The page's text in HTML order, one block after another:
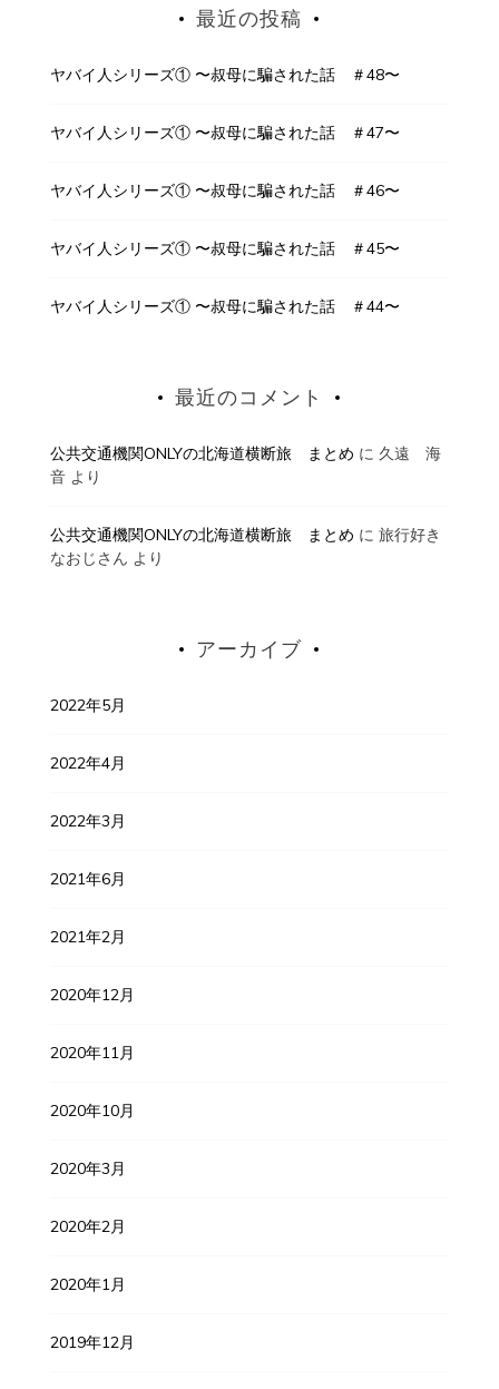
最近の投稿
ヤバイ人シリーズ① 〜叔母に騙された話 ＃48〜
ヤバイ人シリーズ① 〜叔母に騙された話 ＃47〜
ヤバイ人シリーズ① 〜叔母に騙された話 ＃46〜
ヤバイ人シリーズ① 〜叔母に騙された話 ＃45〜
ヤバイ人シリーズ① 〜叔母に騙された話 ＃44〜
最近のコメント
公共交通機関ONLYの北海道横断旅 まとめ に 久遠 海
音より
公共交通機関ONLYの北海道横断旅 まとめ に 旅行好き
なおじさん より
アーカイブ
2022年5月
2022年4月
2022年3月
2021年6月
2021年2月
2020年12月
2020年11月
2020年10月
2020年3月
2020年2月
2020年1月
2019年12月